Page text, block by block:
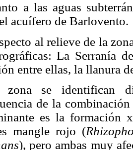
a las aguas
acuífero de Barlovento.
al relieve de la
La Serranía
entre ellas, la llanura
se identifican
de la
es la formación
mangle rojo (
), pero ambas muy